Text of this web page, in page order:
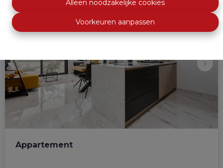
Alleen noodzakelijke cookies
Voorkeuren aanpassen
NIEUW
Appartement